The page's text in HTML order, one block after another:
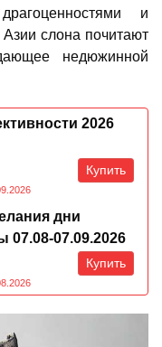
и
слона почитают
недюжинной
2026
Купить
дни
07.08-07.09.2026
Купить